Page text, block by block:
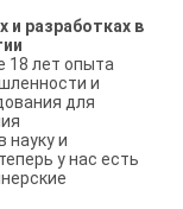
и разработках в
18 лет опыта
и
для
науку и
у нас есть